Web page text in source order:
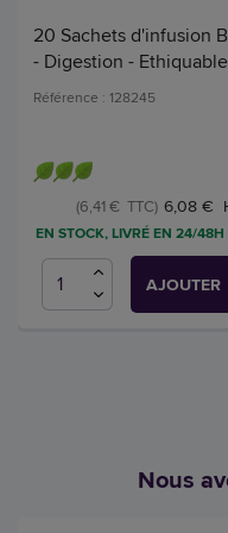
20 Sachets d'infusion
- Digestion - Ethiquable
Référence : 128245
6,08 €
(6,41 € TTC)
EN STOCK, LIVRÉ EN 24/48H
AJOUTER
Nous